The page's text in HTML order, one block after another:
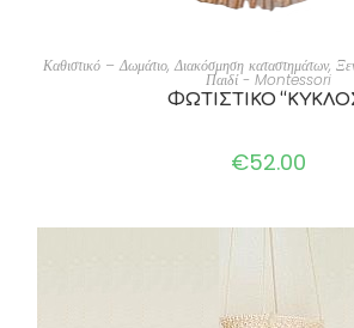
ADD TO CART
Καθιστικό – Δωμάτιο,Διακόσμηση καταστημάτων,
Παιδί - Montessori
ΦΩΤΙΣΤΙΚΟ
€52.00